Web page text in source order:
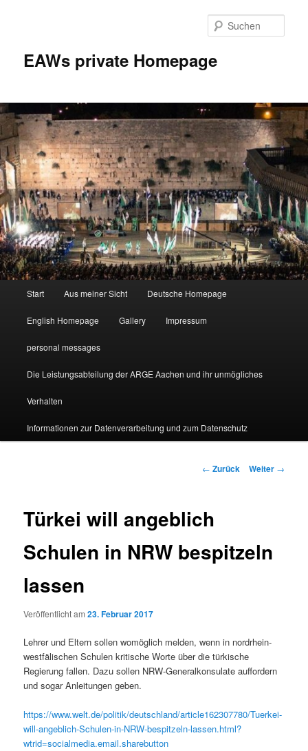
EAWs private Homepage
Start Aus meiner Sicht Deutsche Homepage
English Homepage Gallery Impressum
personal messages
Die Leistungsabteilung der ARGE Aachen und ihr unmögliches
Verhalten
Informationen zur Datenverarbeitung und zum Datenschutz
Beitragsnavigation
← Zurück Weiter →
Türkei will angeblich
Schulen in NRW bespitzeln
lassen
Veröffentlicht am23. Februar 2017
Lehrer und Eltern sollen womöglich melden, wenn in nordrhein-
westfälischen Schulen kritische Worte über die türkische
Regierung fallen. Dazu sollen NRW-Generalkonsulate auffordern
und sogar Anleitungen geben.
https://www.welt.de/politik/deutschland/article162307780/Tuerkei-
will-angeblich-Schulen-in-NRW-bespitzeln-lassen.html?
wtrid=socialmedia.email.sharebutton